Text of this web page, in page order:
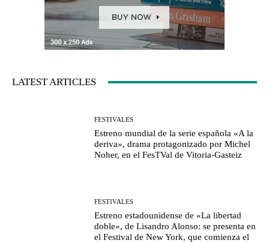
LATEST ARTICLES
FESTIVALES
Estreno mundial de la serie española «A la
deriva», drama protagonizado por Michel
Noher, en el FesTVal de Vitoria-Gasteiz
FESTIVALES
Estreno estadounidense de «La libertad
doble», de Lisandro Alonso: se presenta en
el Festival de New York, que comienza el